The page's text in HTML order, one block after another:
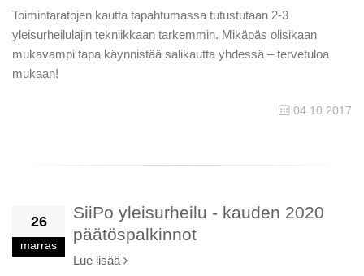
Toimintaratojen kautta tapahtumassa tutustutaan 2-3
yleisurheilulajin tekniikkaan tarkemmin. Mikäpäs olisikaan
mukavampi tapa käynnistää salikautta yhdessä – tervetuloa
mukaan!
04.10.2017
26
marras
SiiPo yleisurheilu - kauden 2020
päätöspalkinnot
Lue lisää